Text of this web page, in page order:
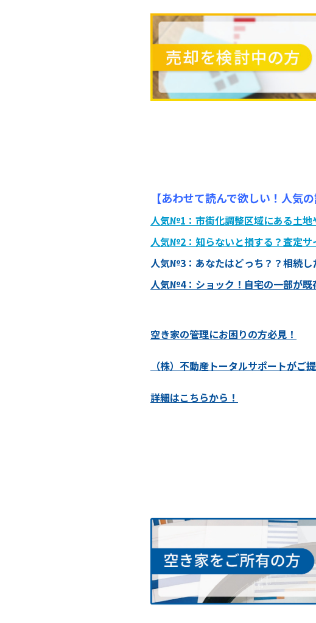
【あわせて読んで欲しい！人気
人気№1： 市街化調整区域にある土地
人気№2： 知らないと損する？査定
人気№3： あなたはどっち？？相続
人気№4： ショック！自宅の一部が既
空き家の管理にお困りの方必見！
（株）不動産トータルサポートがご
詳細はこちらから！